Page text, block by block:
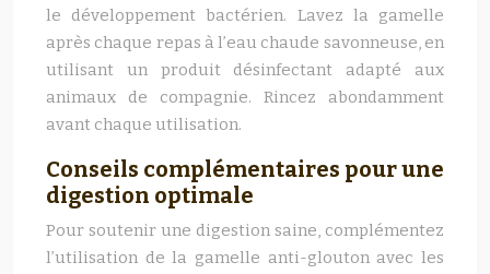
le développement bactérien. Lavez la gamelle
après chaque repas à l’eau chaude savonneuse, en
utilisant un produit désinfectant adapté aux
animaux de compagnie. Rincez abondamment
avant chaque utilisation.
Conseils complémentaires pour une
digestion optimale
Pour soutenir une digestion saine, complémentez
l’utilisation de la gamelle anti-glouton avec les